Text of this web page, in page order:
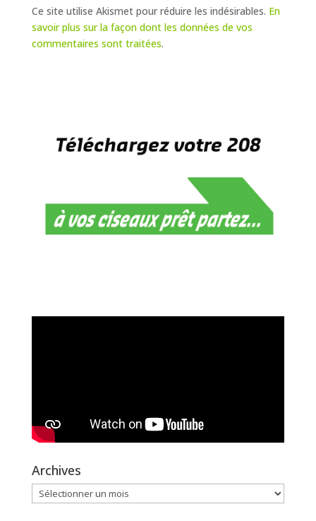
Ce site utilise Akismet pour réduire les indésirables. En
savoir plus sur la façon dont les données de vos
commentaires sont traitées.
Archives
Archives